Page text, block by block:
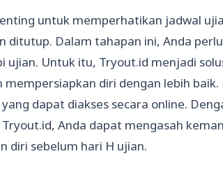
untuk memperhatikan jadwal
ditutup. Dalam tahapan ini, Anda
ujian. Untuk itu, Tryout.id menjadi
mempersiapkan diri dengan lebih
dapat diakses secara online.
Anda dapat mengasah
diri sebelum hari H ujian.